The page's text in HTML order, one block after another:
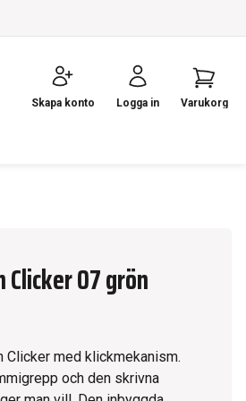
Skapa konto Logga in Varukorg
07 grön
Clicker med klickmekanism.
och den skrivna